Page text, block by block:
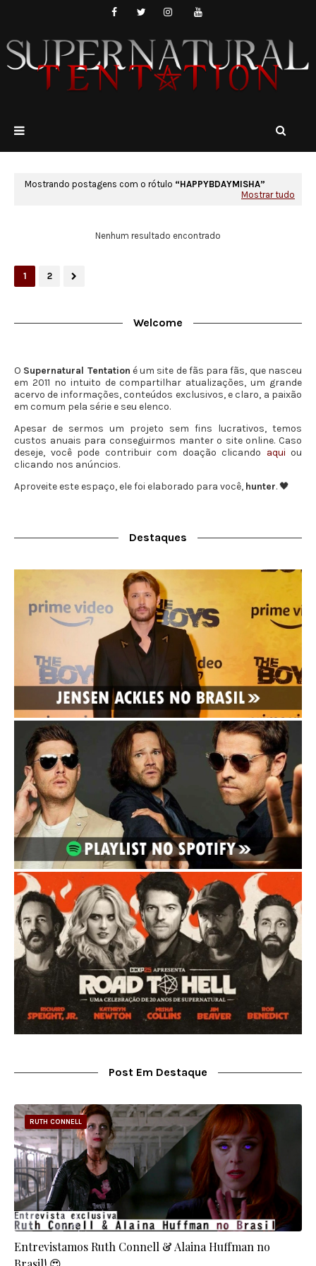
Mostrando postagens com o rótulo
HAPPYBDAYMISHA
Mostrar tudo
Nenhum resultado encontrado
1 2
Welcome
O Supernatural Tentation é um site de fãs para fãs, que nasceu
em 2011 no intuito de compartilhar atualizações, um grande
acervo de informações, conteúdos exclusivos, e claro, a paixão
em comum pela série e seu elenco.
Apesar de sermos um projeto sem fins lucrativos, temos
custos anuais para conseguirmos manter o site online. Caso
deseje, você pode contribuir com doação clicando aqui ou
clicando nos anúncios.
Aproveite este espaço, ele foi elaborado para você, hunter. 🖤
Destaques
Post Em Destaque
RUTH CONNELL
Entrevistamos Ruth Connell & Alaina Huffman no